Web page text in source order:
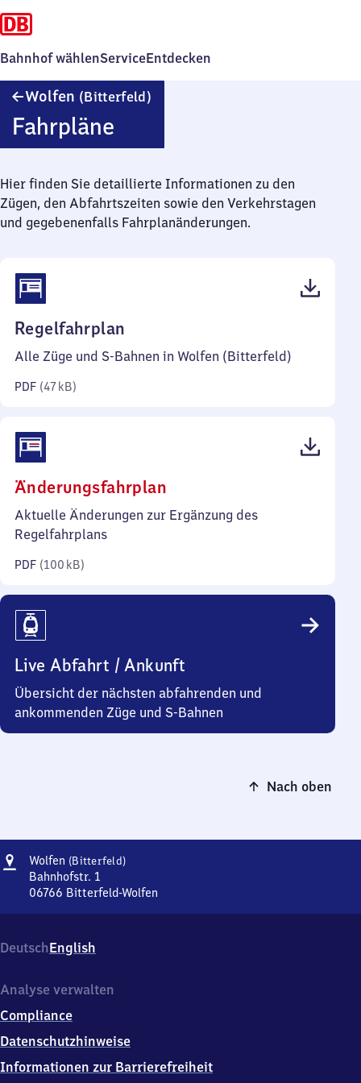
Bahnhof wählenServiceEntdecken
Wolfen (Bitterfeld)
Fahrpläne
Hier finden Sie detaillierte Informationen zu den
Zügen, den Abfahrtszeiten sowie den Verkehrstagen
und gegebenenfalls Fahrplanänderungen.
Regelfahrplan
47
Alle Züge und S-Bahnen in Wolfen (Bitterfeld)
PDF (47 kB)
Änderungsfahrplan
100
Aktuelle Änderungen zur Ergänzung des
Regelfahrplans
PDF (100 kB)
Live Abfahrt / Ankunft
Übersicht der nächsten abfahrenden und
ankommenden Züge und S-Bahnen
Nach oben
Adresse
Wolfen (Bitterfeld)Wolfen
Bahnhofstr. 1
06766 Bitterfeld-Wolfen
Bahnhofstr.
1,
6
6
6
Wolfen
DeutschEnglish
Analyse verwalten
Compliance
Datenschutzhinweise
Informationen zur Barrierefreiheit